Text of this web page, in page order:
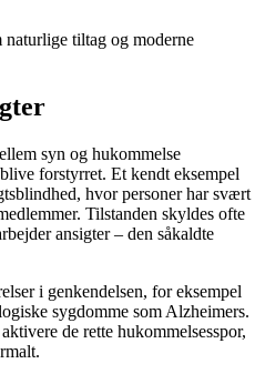
naturlige tiltag og moderne
syn og hukommelse
forstyrret. Et kendt eksempel
hvor personer har svært
Tilstanden skyldes ofte
ansigter – den såkaldte
i genkendelsen, for eksempel
sygdomme som Alzheimers.
de rette hukommelsesspor,